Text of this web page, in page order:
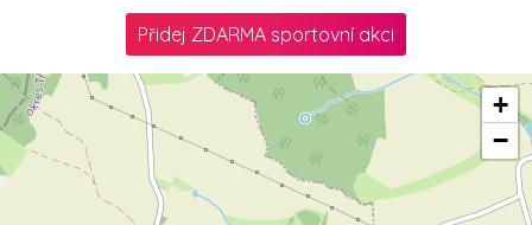
Přidej ZDARMA sportovní akci
+
−